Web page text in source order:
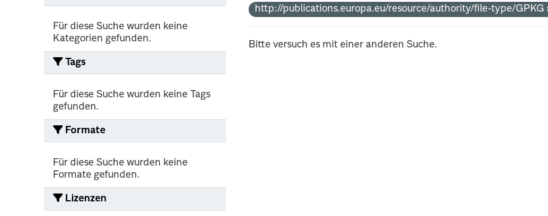
Für diese Suche wurden keine
Kategorien gefunden.
Tags
Für diese Suche wurden keine Tags
gefunden.
Formate
Für diese Suche wurden keine
Formate gefunden.
Lizenzen
http://publications.europa.eu/resource/authority/file-type/GPKG
Bitte versuch es mit einer anderen Suche.